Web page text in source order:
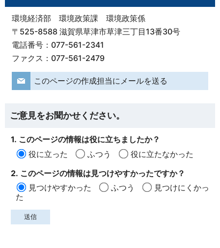
環境経済部 環境政策課 環境政策係
〒525-8588 滋賀県草津市草津三丁目13番30号
電話番号：077-561-2341
ファクス：077-561-2479
このページの作成担当にメールを送る
ご意見をお聞かせください。
1. このページの情報は役に立ちましたか？
役に立った
ふつう
役に立たなかった
2. このページの情報は見つけやすかったですか？
見つけやすかった
ふつう
見つけにくかっ
た